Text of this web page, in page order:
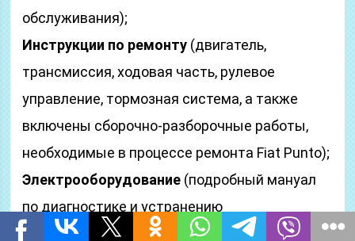
обслуживания);
Инструкции по ремонту (двигатель,
трансмиссия, ходовая часть, рулевое
управление, тормозная система, а также
включены сборочно-разборочные работы,
необходимые в процессе ремонта Fiat Punto);
Электрооборудование (подробный мануал
по диагностике и устранению
неисправностей, отдельно описаны